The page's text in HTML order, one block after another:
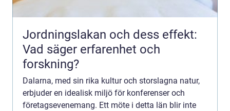
Jordningslakan och dess effekt:
Vad säger erfarenhet och
forskning?
Dalarna, med sin rika kultur och storslagna natur,
erbjuder en idealisk miljö för konferenser och
företagsevenemang. Ett möte i detta län blir inte